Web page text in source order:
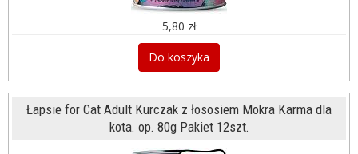
5,80 zł
Do koszyka
Łapsie for Cat Adult Kurczak z łososiem Mokra Karma dla
kota. op. 80g Pakiet 12szt.